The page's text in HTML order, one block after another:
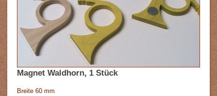
Magnet Waldhorn, 1 Stück
Breite 60 mm